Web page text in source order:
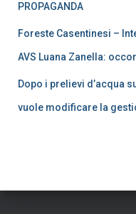
PROPAGANDA
Foreste Casentinesi –
AVS Luana Zanella:
Dopo i prelievi d’acqua
vuole modificare la